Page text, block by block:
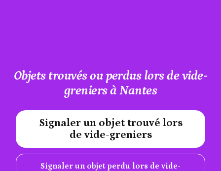
Objets trouvés ou perdus lors de vide-
greniers à Nantes
Signaler un objet trouvé lors
de vide-greniers
Signaler un objet perdu lors de vide-
#A12AEB